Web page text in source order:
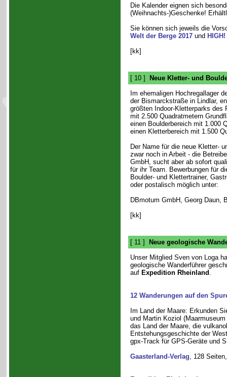
Die Kalender eignen sich
(Weihnachts-)Geschenke!
Sie können sich jeweils die
Welt der Berge 2017und
[kk]
[ 10 ]
Neue Kletter- und
Im ehemaligen Hochregallager
der Bismarckstraße in Lindlar,
größten Indoor-Kletterparks des
mit 2.500 Quadratmetern
einen Boulderbereich mit 1.000
einen Kletterbereich mit 1.500
Der Name für die neue Kletter-
zwar noch in Arbeit - die
GmbH, sucht aber ab sofort
für ihr Team. Bewerbungen für
Boulder- und Klettertrainer,
oder postalisch möglich unter:
DBmotum GmbH, Georg Daun,
[kk]
[ 11 ]
Neue geologische
Unser Mitglied Sven von Loga
geologische Wanderführer
auf Expedition Rheinland .
12 Wanderungen auf den
Im Land der Maare: Erkunden
und Martin Koziol
das Land der Maare, die
Entstehungsgeschichte der
gpx-Track für GPS-Geräte und
Gaasterland-Verlag, 128